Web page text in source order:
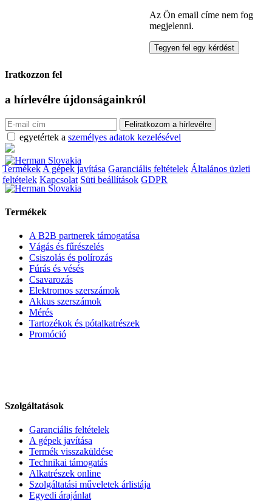
Az Ön email címe nem fog
megjelenni.
Iratkozzon fel
a hírlevélre újdonságainkról
egyetértek a személyes adatok kezelésével
Termékek A gépek javítása Garanciális feltételek Általános üzleti
feltételek Kapcsolat Süti beállítások GDPR
Termékek
A B2B partnerek támogatása
Vágás és fűrészelés
Csiszolás és polírozás
Fúrás és vésés
Csavarozás
Elektromos szerszámok
Akkus szerszámok
Mérés
Tartozékok és pótalkatrészek
Promóció
Szolgáltatások
Garanciális feltételek
A gépek javítása
Termék visszaküldése
Technikai támogatás
Alkatrészek online
Szolgáltatási műveletek árlistája
Egyedi árajánlat